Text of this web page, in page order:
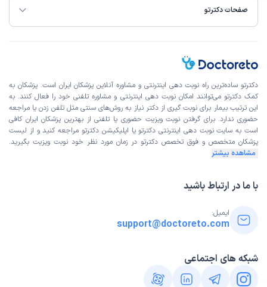
صفحات دکترتو
دکترتو ساده‌ترین راه نوبت‌ دهی اینترنتی و مشاوره آنلاین پزشکان ایران است. پزشکان به
کمک دکترتو می‌توانند امکان نوبت دهی اینترنتی و مشاوره تلفنی خود را فعال کنند. به
این ترتیب بیمار برای نوبت گیری از دکتر نیاز به روش‌های سنتی مثل تلفن زدن یا مراجعه
حضوری ندارد. برای گرفتن نوبت ویزیت حضوری یا تلفنی از بهترین پزشکان ایران کافی
است به سایت نوبت دهی اینترنتی دکترتو یا اپلیکیشن دکترتو مراجعه کنید و از لیست
پزشکان متخصص و فوق تخصص دکترتو در زمان مورد نظر خود نوبت ویزیت بگیرید.
مشاهده بیشتر
با ما در ارتباط باشید
ایمیل:
support@doctoreto.com
شبکه های اجتماعی